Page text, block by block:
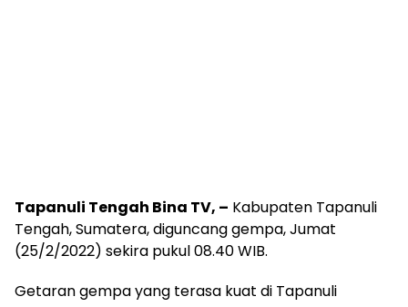
Tapanuli Tengah Bina TV, – Kabupaten Tapanuli
Tengah, Sumatera, diguncang gempa, Jumat
(25/2/2022) sekira pukul 08.40 WIB.
Getaran gempa yang terasa kuat di Tapanuli